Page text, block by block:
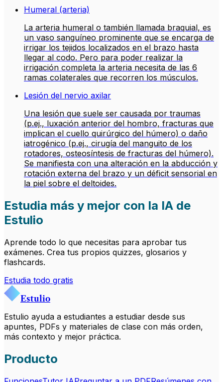
Humeral (arteria)
La arteria humeral o también llamada braquial, es
un vaso sanguíneo prominente que se encarga de
irrigar los tejidos localizados en el brazo hasta
llegar al codo. Pero para poder realizar la
irrigación completa la arteria necesita de las 6
ramas colaterales que recorren los músculos.
Lesión del nervio axilar
Una lesión que suele ser causada por traumas
(p.ej., luxación anterior del hombro, fracturas que
implican el cuello quirúrgico del húmero) o daño
iatrogénico (p.ej., cirugía del manguito de los
rotadores, osteosíntesis de fracturas del húmero).
Se manifiesta con una alteración en la abducción y
rotación externa del brazo y un déficit sensorial en
la piel sobre el deltoides.
Estudia más y mejor con la IA de
Estulio
Aprende todo lo que necesitas para aprobar tus
exámenes. Crea tus propios quizzes, glosarios y
flashcards.
Estudia todo gratis
Estulio
Estulio ayuda a estudiantes a estudiar desde sus
apuntes, PDFs y materiales de clase con más orden,
más contexto y mejor práctica.
Producto